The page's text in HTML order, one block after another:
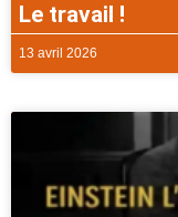
Le travail !
13 avril 2026